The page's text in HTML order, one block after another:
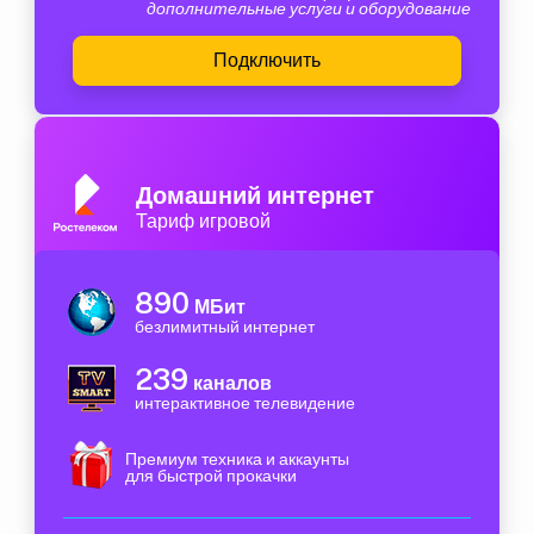
дополнительные услуги и оборудование
Подключить
Домашний интернет
Тариф игровой
890 МБит
безлимитный интернет
239 каналов
интерактивное телевидение
Премиум техника и аккаунты
для быстрой прокачки